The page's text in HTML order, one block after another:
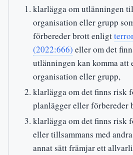
klarlägga om utlänningen
organisation eller grupp
förbereder brott enligt
(2022:666) eller om det
utlänningen kan komma att
organisation eller grupp,
klarlägga om det finns risk
planlägger eller förbereder
klarlägga om det finns risk
eller tillsammans med
annat sätt främjar ett